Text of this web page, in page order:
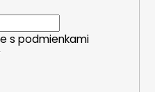
s podmienkami